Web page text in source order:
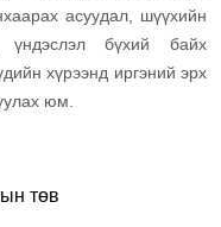
асуудал, шүүхийн
бүхий байх
хүрээнд иргэний эрх
юм.
төв